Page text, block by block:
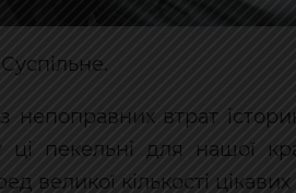
Суспільне.
непоправних втрат
пекельні для нашої
великої кількості